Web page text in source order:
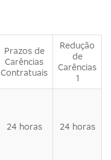
Prazos de
Carências
Contratuais
Redução
de
Carências
1
24 horas 24 horas